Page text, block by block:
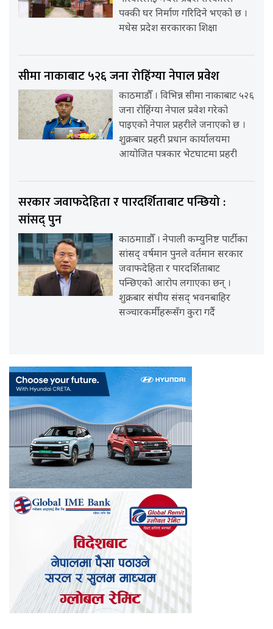
पक्की घर निर्माण गरिदिने भएको छ ।
मधेस प्रदेश सरकारका शिक्षा
सीमा नाकाबाट ५२६ जना रोहिंग्या नेपाल प्रवेश
काठमाडौँ । विभिन्न सीमा नाकाबाट ५२६
जना रोहिंग्या नेपाल प्रवेश गरेको
पाइएको नेपाल प्रहरीले जनाएको छ ।
शुक्रबार प्रहरी प्रधान कार्यालयमा
आयोजित पत्रकार भेटघाटमा प्रहरी
सरकार जवाफदेहिता र पारदर्शिताबाट पन्छियो :
सांसद् पुन
काठमााडौँ । नेपाली कम्युनिष्ट पार्टीका
सांसद् वर्षमान पुनले वर्तमान सरकार
जवाफदेहिता र पारदर्शिताबाट
पन्छिएको आरोप लगाएका छन् ।
शुक्रबार संघीय संसद् भवनबाहिर
सञ्चारकर्मीहरूसँग कुरा गर्दै